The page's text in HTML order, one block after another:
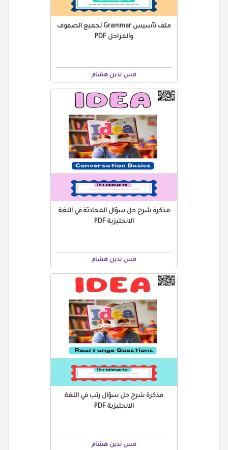
ملف تأسيس Grammar لجميع الصفوف
والمراحل PDF
مس ندين هشام
مذكرة شرح حل سؤال المحادثة في اللغة
الانجليزية PDF
مس ندين هشام
مذكرة شرح حل سؤال رتب في اللغة
الانجليزية PDF
مس ندين هشام